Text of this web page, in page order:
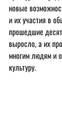
новые
и их участия в
прошедшие
выросло, а их
многим людям и
культуру.